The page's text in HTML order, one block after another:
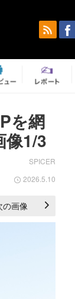
を網
像1/3
SPICER
2026.5.10
の画像